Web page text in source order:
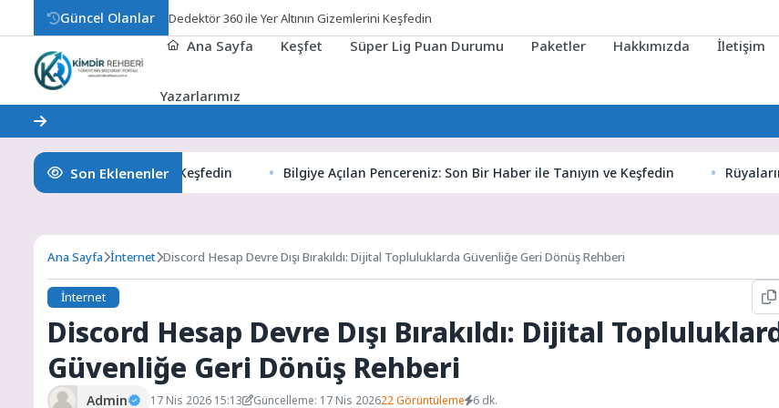
Güncel Olanlar Bilgiye Açılan Pencereniz: Son
Ana Sayfa Keşfet Süper Lig Puan Durumu Paketler Hakkımızda İletişim
Yazarlarımız
Son Eklenenler
Gizemlerini Keşfedin Bilgiye Açılan Pencereniz: Son Bir Haber ile Tanıyın ve Keşfedin Rüyaların
Ana Sayfa İnternet Discord Hesap Devre Dışı Bırakıldı: Dijital Topluluklarda Güvenliğe Geri Dönüş Rehberi
İnternet
Discord Hesap Devre Dışı Bırakıldı: Dijital
Güvenliğe Geri Dönüş Rehberi
Admin 17 Nis 2026 15:13 Güncelleme: 17 Nis 202622 Görüntüleme 6 dk.